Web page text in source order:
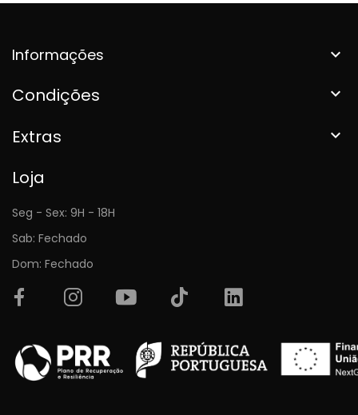
Informações 
Condições 
Extras 
Loja
Seg - Sex: 9H - 18H
Sab: Fechado
Dom: Fechado